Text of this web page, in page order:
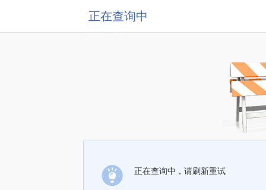
正在查询中
正在查询中，请刷新重试